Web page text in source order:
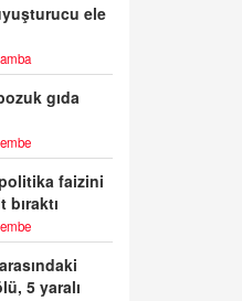
ele
gıda
faizini
5 yaralı